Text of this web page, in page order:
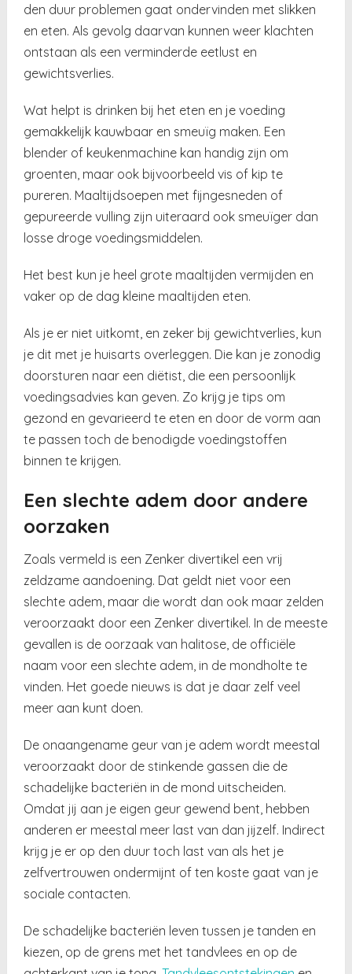
den duur problemen gaat ondervinden met slikken
en eten. Als gevolg daarvan kunnen weer klachten
ontstaan als een verminderde eetlust en
gewichtsverlies.
Wat helpt is drinken bij het eten en je voeding
gemakkelijk kauwbaar en smeuïg maken. Een
blender of keukenmachine kan handig zijn om
groenten, maar ook bijvoorbeeld vis of kip te
pureren. Maaltijdsoepen met fijngesneden of
gepureerde vulling zijn uiteraard ook smeuïger dan
losse droge voedingsmiddelen.
Het best kun je heel grote maaltijden vermijden en
vaker op de dag kleine maaltijden eten.
Als je er niet uitkomt, en zeker bij gewichtverlies, kun
je dit met je huisarts overleggen. Die kan je zonodig
doorsturen naar een diëtist, die een persoonlijk
voedingsadvies kan geven. Zo krijg je tips om
gezond en gevarieerd te eten en door de vorm aan
te passen toch de benodigde voedingstoffen
binnen te krijgen.
Een slechte adem door andere
oorzaken
Zoals vermeld is een Zenker divertikel een vrij
zeldzame aandoening. Dat geldt niet voor een
slechte adem, maar die wordt dan ook maar zelden
veroorzaakt door een Zenker divertikel. In de meeste
gevallen is de oorzaak van halitose, de officiële
naam voor een slechte adem, in de mondholte te
vinden. Het goede nieuws is dat je daar zelf veel
meer aan kunt doen.
De onaangename geur van je adem wordt meestal
veroorzaakt door de stinkende gassen die de
schadelijke bacteriën in de mond uitscheiden.
Omdat jij aan je eigen geur gewend bent, hebben
anderen er meestal meer last van dan jijzelf. Indirect
krijg je er op den duur toch last van als het je
zelfvertrouwen ondermijnt of ten koste gaat van je
sociale contacten.
De schadelijke bacteriën leven tussen je tanden en
kiezen, op de grens met het tandvlees en op de